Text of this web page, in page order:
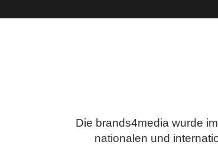
Die brands4media wurde
nationalen und